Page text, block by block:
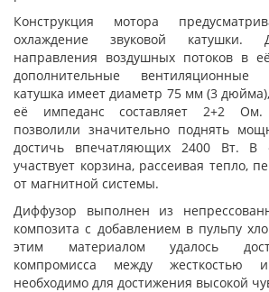
Конструкция мотора
охлаждение звуковой катушки.
направления воздушных потоков в
дополнительные вентиляционные
катушка имеет диаметр 75 мм (3
её импеданс составляет 2+2
позволили значительно поднять
достичь впечатляющих 2400 Вт. В
участвует корзина, рассеивая тепло,
от магнитной системы.
Диффузор выполнен из
композита с добавлением в пульпу
этим материалом удалось
компромисса между жесткостью
необходимо для достижения высокой